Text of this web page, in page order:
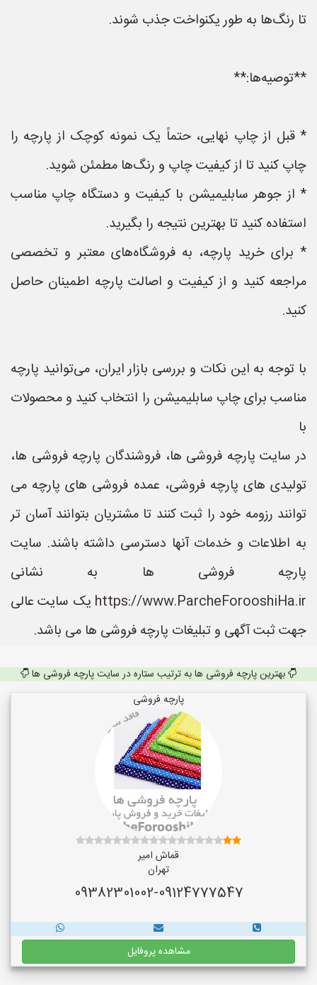
تا رنگ‌ها به طور یکنواخت جذب شوند.
**توصیه‌ها:**
* قبل از چاپ نهایی، حتماً یک نمونه کوچک از پارچه را
چاپ کنید تا از کیفیت چاپ و رنگ‌ها مطمئن شوید.
* از جوهر سابلیمیشن با کیفیت و دستگاه چاپ مناسب
استفاده کنید تا بهترین نتیجه را بگیرید.
* برای خرید پارچه، به فروشگاه‌های معتبر و تخصصی
مراجعه کنید و از کیفیت و اصالت پارچه اطمینان حاصل
کنید.
با توجه به این نکات و بررسی بازار ایران، می‌توانید پارچه
مناسب برای چاپ سابلیمیشن را انتخاب کنید و محصولات
با
در سایت پارچه فروشی ها، فروشندگان پارچه فروشی ها،
تولیدی های پارچه فروشی، عمده فروشی های پارچه می
توانند رزومه خود را ثبت کنند تا مشتریان بتوانند آسان تر
به اطلاعات و خدمات آنها دسترسی داشته باشند. سایت
پارچه فروشی ها به نشانی
https://www.ParcheForooshiHa.ir یک سایت عالی
جهت ثبت آگهی و تبلیغات پارچه فروشی ها می باشد.
بهترین پارچه فروشی ها به ترتیب ستاره در سایت پارچه فروشی ها
پارچه فروشی
قماش امیر
تهران
09382301002-09124777547
مشاهده پروفایل